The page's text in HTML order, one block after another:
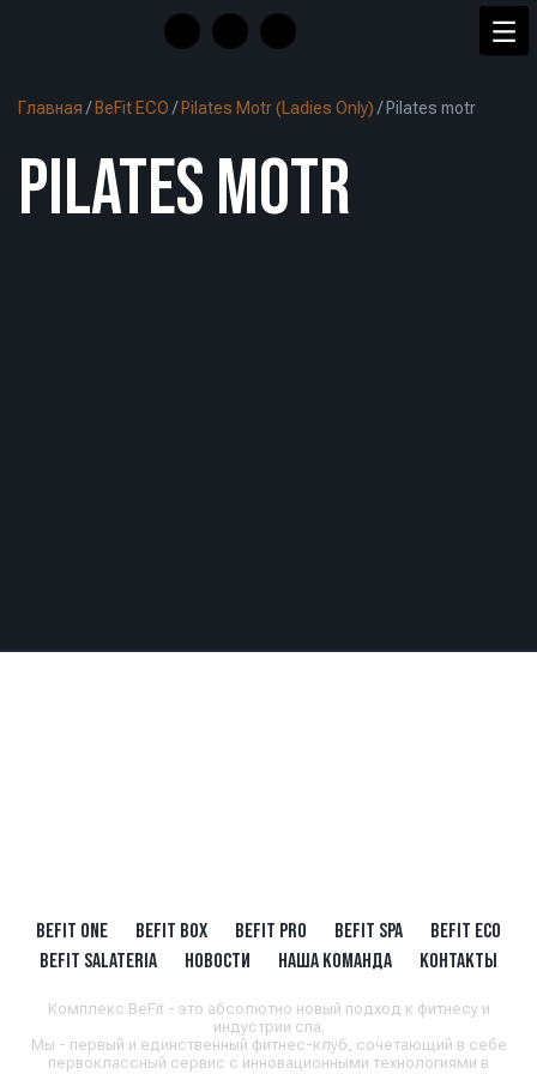
Главная / BeFit ECO / Pilates Motr (Ladies Only) / Pilates motr
PILATES MOTR
BEFIT ONE BEFIT BOX BEFIT PRO BEFIT SPA
BEFIT ECO
BEFIT SALATERIA
НОВОСТИ НАША КОМАНДА КОНТАКТЫ
Комплекс BeFit - это абсолютно новый подход к фитнесу и
индустрии спа.
Мы - первый и единственный фитнес-клуб, сочетающий в себе
первоклассный сервис с инновационными технологиями в